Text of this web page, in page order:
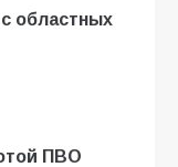
областных
ПВО